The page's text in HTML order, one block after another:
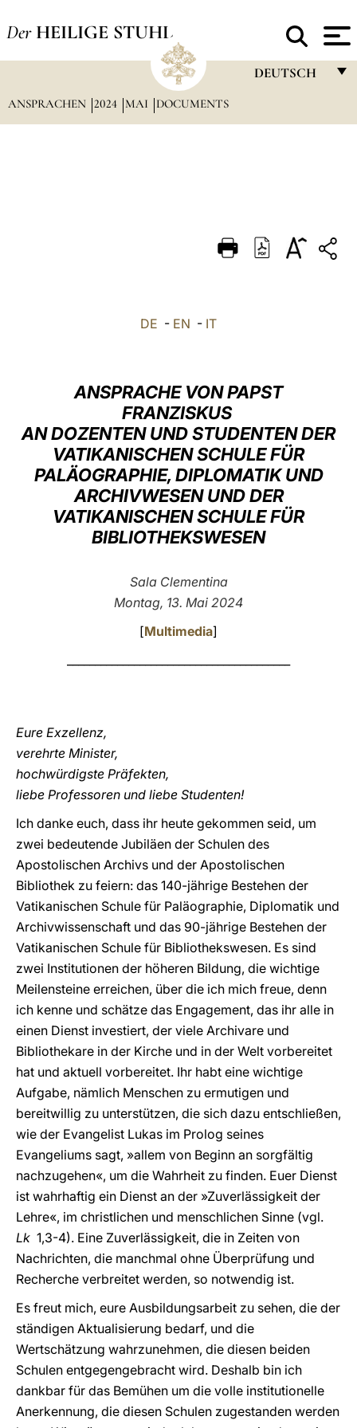
Der HEILIGE STUHL
DEUTSCH
DEUTSCH
LATINE
ANSPRACHEN 2024 MAI DOCUMENTS
DE - EN - IT
ANSPRACHE VON PAPST
FRANZISKUS
AN DOZENTEN UND STUDENTEN DER
VATIKANISCHEN SCHULE FÜR
PALÄOGRAPHIE, DIPLOMATIK UND
ARCHIVWESEN UND DER
VATIKANISCHEN SCHULE FÜR
BIBLIOTHEKSWESEN
Sala Clementina
Montag, 13. Mai 2024
[Multimedia]
Eure Exzellenz,
verehrte Minister,
hochwürdigste Präfekten,
liebe Professoren und liebe Studenten!
Ich danke euch, dass ihr heute gekommen seid, um
zwei bedeutende Jubiläen der Schulen des
Apostolischen Archivs und der Apostolischen
Bibliothek zu feiern: das 140-jährige Bestehen der
Vatikanischen Schule für Paläographie, Diplomatik und
Archivwissenschaft und das 90-jährige Bestehen der
Vatikanischen Schule für Bibliothekswesen. Es sind
zwei Institutionen der höheren Bildung, die wichtige
Meilensteine erreichen, über die ich mich freue, denn
ich kenne und schätze das Engagement, das ihr alle in
einen Dienst investiert, der viele Archivare und
Bibliothekare in der Kirche und in der Welt vorbereitet
hat und aktuell vorbereitet. Ihr habt eine wichtige
Aufgabe, nämlich Menschen zu ermutigen und
bereitwillig zu unterstützen, die sich dazu entschließen,
wie der Evangelist Lukas im Prolog seines
Evangeliums sagt, »allem von Beginn an sorgfältig
nachzugehen«, um die Wahrheit zu finden. Euer Dienst
ist wahrhaftig ein Dienst an der »Zuverlässigkeit der
Lehre«, im christlichen und menschlichen Sinne (vgl.
Lk 1,3-4). Eine Zuverlässigkeit, die in Zeiten von
Nachrichten, die manchmal ohne Überprüfung und
Recherche verbreitet werden, so notwendig ist.
Es freut mich, eure Ausbildungsarbeit zu sehen, die der
ständigen Aktualisierung bedarf, und die
Wertschätzung wahrzunehmen, die diesen beiden
Schulen entgegengebracht wird. Deshalb bin ich
dankbar für das Bemühen um die volle institutionelle
Anerkennung, die diesen Schulen zugestanden werden